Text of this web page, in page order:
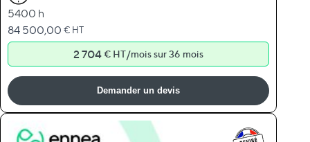
5400 h
84 500,00 € HT
2 704€ HT/mois sur 36 mois
Demander un devis